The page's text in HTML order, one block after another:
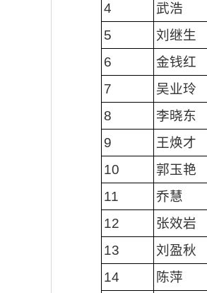
4
武浩
5
刘继生
6
金钱红
7
吴业玲
8
李晓东
9
王焕才
10
郭玉艳
11
乔慧
12
张效岩
13
刘盈秋
14
陈萍